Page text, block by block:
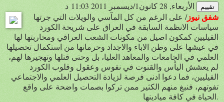
الأربعاء, 28 كانون1/ديسمبر 2011 11:03
شفق نيوز/ على الرغم من كل المآسي والويلات التي جرتها
سياسات الانظمة السابقة في العراق على شريحة الكورد
الفيليين كمكون اصيل من مكونات الشعب العراقي ومحاربتها لها
في عيشها على وطن الاباء والاجداد وحرمانها من استكمال تحصيلها
العلمي في الجامعات والمعاهد العليا، بل وحتى قتلها وتهجيرها لهم،
لم يعشش اليأس والقنوت في نفوس وعقول وقلوب الكورد
الفيليين، فما دعوا ادنى فرصة لزيادة التحصيل العلمي والاجتماعي
تفوتهم، فنبغ منهم الكثير ممن تركوا بصمات واضحة على واقع
الحياة في كافة ميادينها.